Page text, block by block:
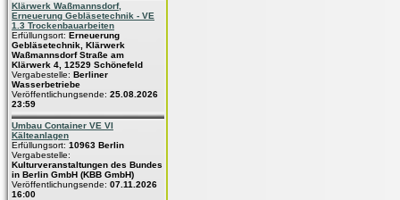
Klärwerk Waßmannsdorf,
Erneuerung Gebläsetechnik - VE
1.3 Trockenbauarbeiten
Erfüllungsort: Erneuerung
Gebläsetechnik, Klärwerk
Waßmannsdorf Straße am
Klärwerk 4, 12529 Schönefeld
Vergabestelle: Berliner
Wasserbetriebe
Veröffentlichungsende: 25.08.2026
23:59
Umbau Container VE VI
Kälteanlagen
Erfüllungsort: 10963 Berlin
Vergabestelle:
Kulturveranstaltungen des Bundes
in Berlin GmbH (KBB GmbH)
Veröffentlichungsende: 07.11.2026
16:00